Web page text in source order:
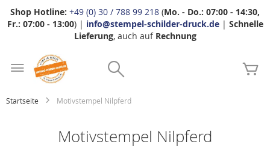
Shop Hotline: +49 (0) 30 / 788 99 218 (Mo. - Do.: 07:00 - 14:30,
Fr.: 07:00 - 13:00) | info@stempel-schilder-druck.de| Schnelle
Lieferung, auch auf Rechnung
Startseite Motivstempel Nilpferd
Motivstempel Nilpferd